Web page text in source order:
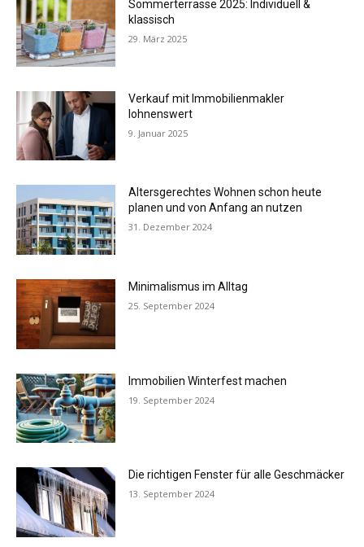
Sommerterrasse 2025: Individuell &
klassisch
29. März 2025
Verkauf mit Immobilienmakler
lohnenswert
9. Januar 2025
Altersgerechtes Wohnen schon heute
planen und von Anfang an nutzen
31. Dezember 2024
Minimalismus im Alltag
25. September 2024
Immobilien Winterfest machen
19. September 2024
Die richtigen Fenster für alle Geschmäcker
13. September 2024